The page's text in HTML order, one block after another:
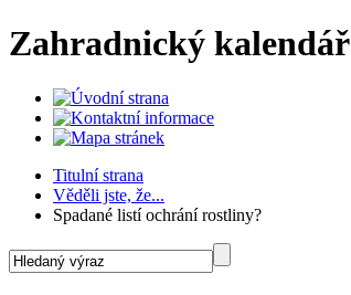
Zahradnický kalendář
Titulní strana
Věděli jste, že...
Spadané listí ochrání rostliny?